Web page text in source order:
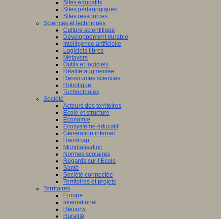
Sites éducatifs
Sites pédagogiques
Sites ressources
Sciences et techniques
Culture scientifique
Développement durable
Intelligence artificielle
Logiciels libres
Métavers
Outils et logiciels
Réalité augmentée
Ressources sciences
Robotique
Technologies
Société
Acteurs des territoires
Ecole et structure
Economie
Ecosystème éducatif
Génération internet
Handicap
Mondialisation
Normes scolaires
Regards sur l’Ecole
Santé
Société connectée
Territoires et projets
Territoires
Europe
International
Régions
Ruralité